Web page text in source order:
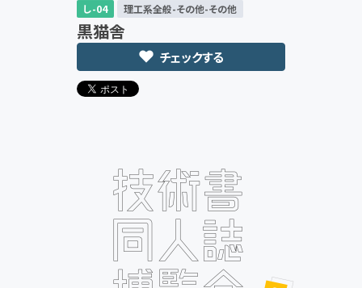
し-04 理工系全般-その他-その他
黒猫舎
チェックする